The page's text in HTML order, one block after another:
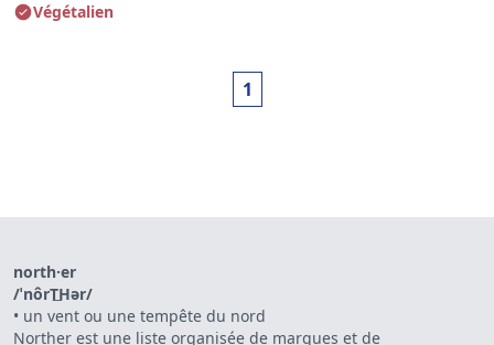
Végétalien
1
north·er
/ˈnôrT͟Hər/
• un vent ou une tempête du nord
Norther est une liste organisée de marques et de